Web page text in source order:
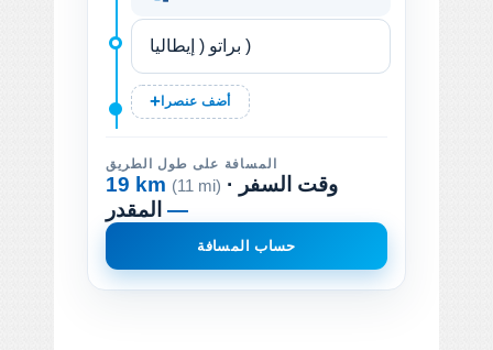
أضف عنصرا
المسافة على طول الطريق
19 km (11 mi) · وقت السفر
—
حساب المسافة